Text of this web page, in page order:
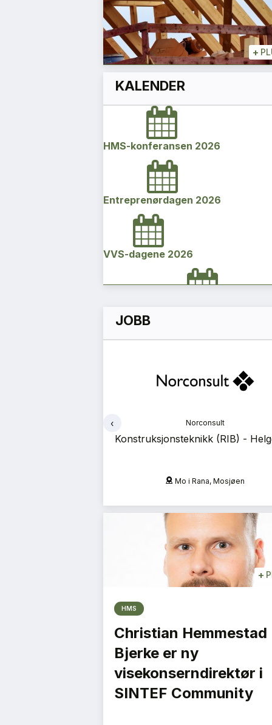
+
KALENDER
HMS-konferansen 2026
Entreprenørdagen 2026
VVS-dagene 2026
Vi Bygger Vestland 2026
Byggenæringens Klimakonferanse
JOBB
Norconsult
Konstruksjonsteknikk (RIB) -
Mo i Rana, Mosjøen
‹
+
HMS
Christian Hemmestad
Bjerke er ny
visekonserndirektør i
SINTEF Community